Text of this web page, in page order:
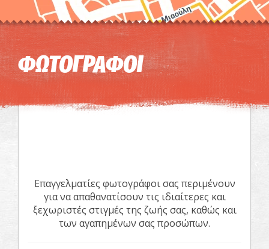
ΦΩΤΟΓΡΑΦΟΙ
Επαγγελματίες φωτογράφοι σας περιμένουν
για να απαθανατίσουν τις ιδιαίτερες και
ξεχωριστές στιγμές της ζωής σας, καθώς και
των αγαπημένων σας προσώπων.